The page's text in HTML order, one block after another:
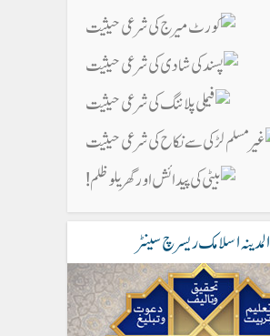
المدینہ اسلامک ریسرچ سینٹر